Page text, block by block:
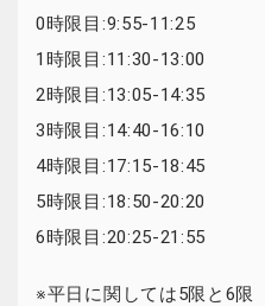
0時限目:9:55-11:25
1時限目:11:30-13:00
2時限目:13:05-14:35
3時限目:14:40-16:10
4時限目:17:15-18:45
5時限目:18:50-20:20
6時限目:20:25-21:55
※平日に関しては5限と6限